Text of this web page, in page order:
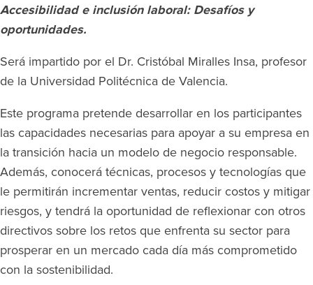
Accesibilidad e inclusión laboral: Desafíos y
oportunidades.
Será impartido por el Dr. Cristóbal Miralles Insa, profesor
de la Universidad Politécnica de Valencia.
Este programa pretende desarrollar en los participantes
las capacidades necesarias para apoyar a su empresa en
la transición hacia un modelo de negocio responsable.
Además, conocerá técnicas, procesos y tecnologías que
le permitirán incrementar ventas, reducir costos y mitigar
riesgos, y tendrá la oportunidad de reflexionar con otros
directivos sobre los retos que enfrenta su sector para
prosperar en un mercado cada día más comprometido
con la sostenibilidad.